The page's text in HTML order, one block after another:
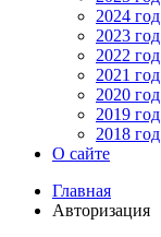
2024 год
2023 год
2022 год
2021 год
2020 год
2019 год
2018 год
О сайте
Главная
Авторизация